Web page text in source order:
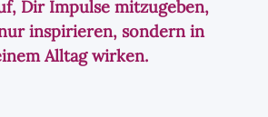
Dir Impulse mitzugeben,
inspirieren, sondern in
Alltag wirken.